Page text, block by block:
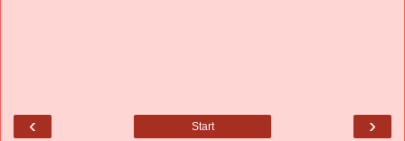
‹ ›
Start